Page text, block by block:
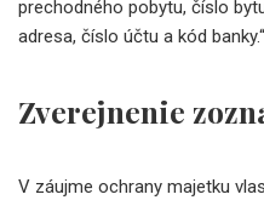
prechodného pobytu, číslo
adresa, číslo účtu a kód banky.“
Zverejnenie
V záujme ochrany majetku